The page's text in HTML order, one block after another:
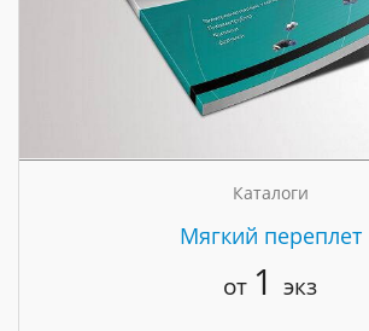
Каталоги
Мягкий переплет
от 1 экз